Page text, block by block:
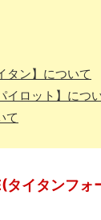
タン】について
イロット】につ
て
タイタンフ